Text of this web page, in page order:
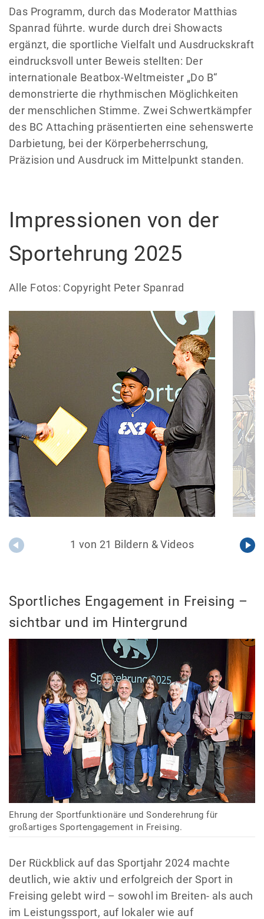
Das Programm, durch das Moderator Matthias
Spanrad führte. wurde durch drei Showacts
ergänzt, die sportliche Vielfalt und Ausdruckskraft
eindrucksvoll unter Beweis stellten: Der
internationale Beatbox-Weltmeister „Do B“
demonstrierte die rhythmischen Möglichkeiten
der menschlichen Stimme. Zwei Schwertkämpfer
des BC Attaching präsentierten eine sehenswerte
Darbietung, bei der Körperbeherrschung,
Präzision und Ausdruck im Mittelpunkt standen.
Impressionen von der
Sportehrung 2025
Alle Fotos: Copyright Peter Spanrad
1 von 21 Bildern & Videos
Sportliches Engagement in Freising –
sichtbar und im Hintergrund
Ehrung der Sportfunktionäre und Sonderehrung für
großartiges Sportengagement in Freising.
Der Rückblick auf das Sportjahr 2024 machte
deutlich, wie aktiv und erfolgreich der Sport in
Freising gelebt wird – sowohl im Breiten- als auch
im Leistungssport, auf lokaler wie auf